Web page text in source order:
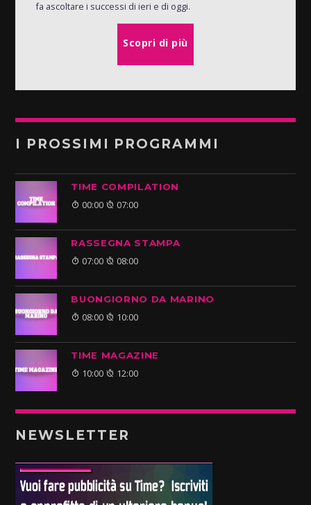
fa ascoltare i successi di ieri e di oggi.
Scopri di più
I PROSSIMI PROGRAMMI
TIME COMPILATION
00:00 07:00
RASSEGNA STAMPA
07:00 08:00
BUONGIORNO DA MARINO
08:00 10:00
TIME MAGAZINE
10:00 12:00
NEWSLETTER